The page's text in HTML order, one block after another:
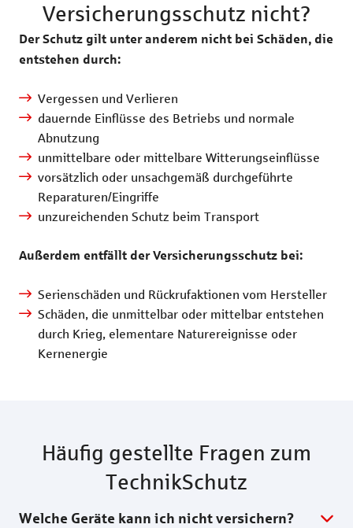
Versicherungsschutz nicht?
Der Schutz gilt unter anderem nicht bei Schäden, die
entstehen durch:
Vergessen und Verlieren
dauernde Einflüsse des Betriebs und normale
Abnutzung
unmittelbare oder mittelbare Witterungseinflüsse
vorsätzlich oder unsachgemäß durchgeführte
Reparaturen/Eingriffe
unzureichenden Schutz beim Transport
Außerdem entfällt der Versicherungsschutz bei:
Serienschäden und Rückrufaktionen vom Hersteller
Schäden, die unmittelbar oder mittelbar entstehen
durch Krieg, elementare Naturereignisse oder
Kernenergie
Häufig gestellte Fragen zum
TechnikSchutz
Welche Geräte kann ich nicht versichern?